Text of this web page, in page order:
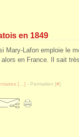
en 1849
Mary-Lafon emploie le
en France. Il sait
[ ] - Permalien [#]